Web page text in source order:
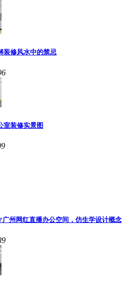
装修风水中的禁忌
室装修实景图
广州网红直播办公空间，仿生学设计概念